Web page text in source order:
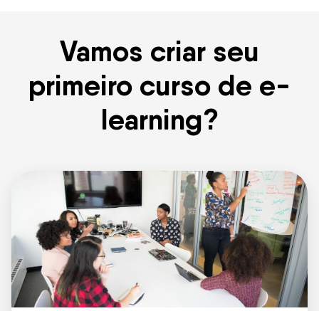
Vamos criar seu
primeiro curso de e-
learning?